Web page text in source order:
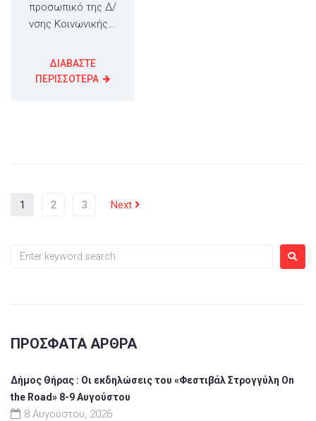
προσωπικό της Δ/
νσης Κοινωνικής...
ΔΙΑΒΑΣΤΕ
ΠΕΡΙΣΣΟΤΕΡΑ
1 2 3 Next
ΠΡΌΣΦΑΤΑ ΆΡΘΡΑ
Δήμος Θήρας : Οι εκδηλώσεις του «Φεστιβάλ Στρογγύλη On
the Road» 8-9 Αυγούστου
8 Αυγούστου, 2026